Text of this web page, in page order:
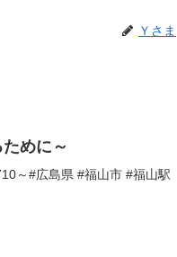
Ｙさま
めに～
～#広島県 #福山市 #福山駅